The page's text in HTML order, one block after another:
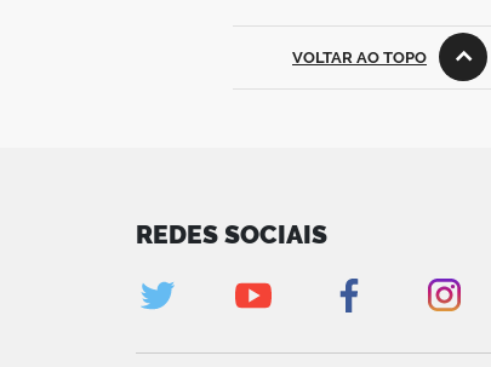
VOLTAR AO TOPO
REDES SOCIAIS